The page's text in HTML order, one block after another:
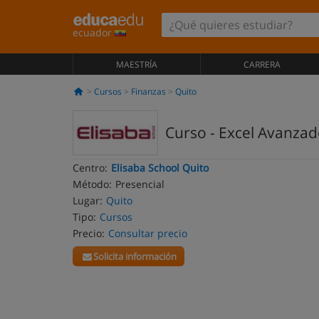
ecuador
MAESTRÍA CARRERA
Cursos Finanzas Quito
Curso - Excel
Centro: Elisaba School Quito
Método: Presencial
Lugar: Quito
Tipo: Cursos
Precio: Consultar precio
Solicita información